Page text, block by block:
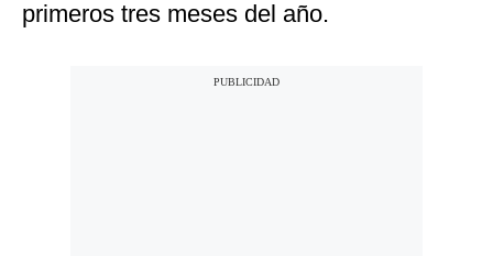
primeros tres meses del año.